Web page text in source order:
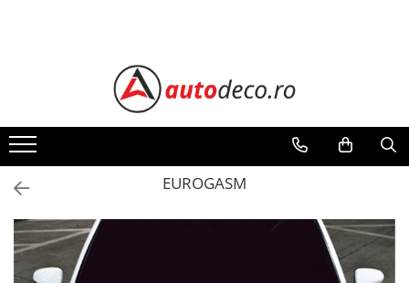
ALFA ROMEO
BMW
CHEVROLET
CITROEN
DACIA
EUROGASM